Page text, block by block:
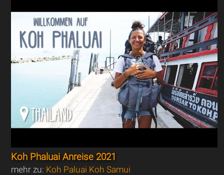
Koh Phaluai Anreise 2021
mehr zu: Koh Paluai Koh Samui